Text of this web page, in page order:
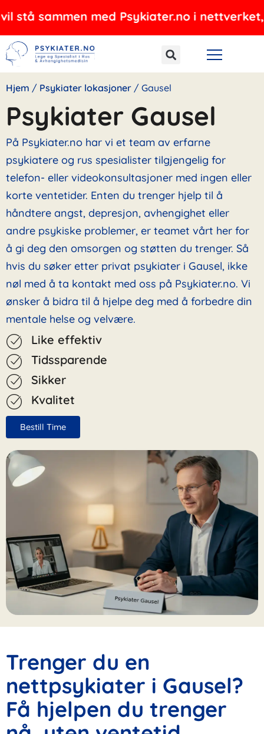
Hopp
til
innholdet
med Psykiater.no i nettverket, og
Hjem / Psykiater lokasjoner / Gausel
Psykiater Gausel
På Psykiater.no har vi et team av erfarne
psykiatere og rus spesialister tilgjengelig for
telefon- eller videokonsultasjoner med ingen eller
korte ventetider. Enten du trenger hjelp til å
håndtere angst, depresjon, avhengighet eller
andre psykiske problemer, er teamet vårt her for
å gi deg den omsorgen og støtten du trenger. Så
hvis du søker etter privat psykiater i Gausel, ikke
nøl med å ta kontakt med oss på Psykiater.no. Vi
ønsker å bidra til å hjelpe deg med å forbedre din
mentale helse og velvære.
Like effektiv
Tidssparende
Sikker
Kvalitet
Bestill Time
Trenger du en
nettpsykiater i Gausel?
Få hjelpen du trenger